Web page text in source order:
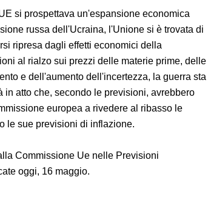
si prospettava un'espansione economica
russa dell'Ucraina, l'Unione si è trovata di
ripresa dagli effetti economici della
al rialzo sui prezzi delle materie prime, delle
e dell'aumento dell'incertezza, la guerra sta
atto che, secondo le previsioni, avrebbero
europea a rivedere al ribasso le
le sue previsioni di inflazione.
Commissione Ue nelle Previsioni
oggi, 16 maggio.